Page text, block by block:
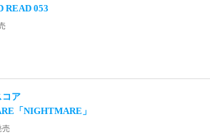
READ 053
コア
「NIGHTMARE」
売